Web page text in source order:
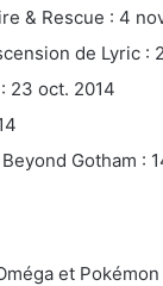
& Rescue : 4
de Lyric :
23 oct. 2014
Gotham :
et